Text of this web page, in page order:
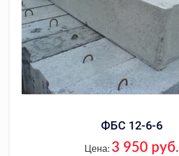
ФБС 12-6-6
Цена: 3 950 руб.